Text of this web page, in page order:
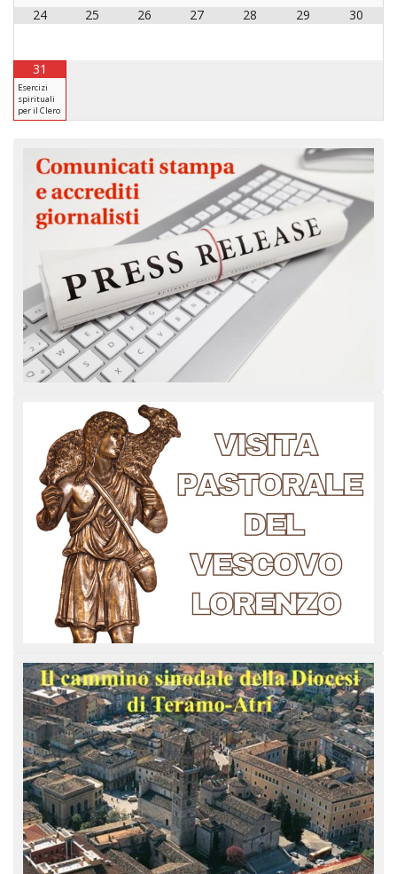
24 25 26 27 28 29 30
31
Esercizi
spirituali
per il Clero